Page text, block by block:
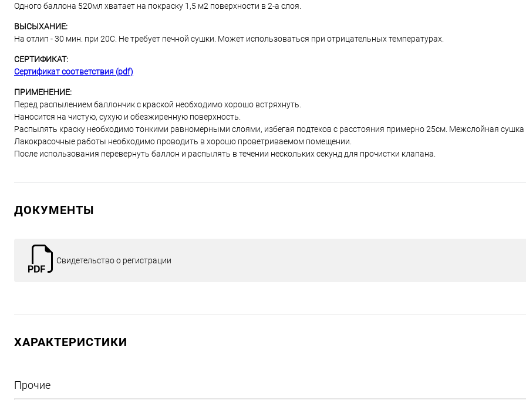
Одного баллона 520мл хватает на покраску 1,5 м2 поверхности в 2-а слоя.
ВЫСЫХАНИЕ:
На отлип - 30 мин. при 20С. Не требует печной сушки. Может использоваться при отрицательных температурах.
СЕРТИФИКАТ:
Сертификат соответствия (pdf)
ПРИМЕНЕНИЕ:
Перед распылением баллончик с краской необходимо хорошо встряхнуть.
Наносится на чистую, сухую и обезжиренную поверхность.
Распылять краску необходимо тонкими равномерными слоями, избегая подтеков с расстояния примерно 25см. Межслойная
Лакокрасочные работы необходимо проводить в хорошо проветриваемом помещении.
После использования перевернуть баллон и распылять в течении нескольких секунд для прочистки клапана.
ДОКУМЕНТЫ
Свидетельство о регистрации
ХАРАКТЕРИСТИКИ
Прочие